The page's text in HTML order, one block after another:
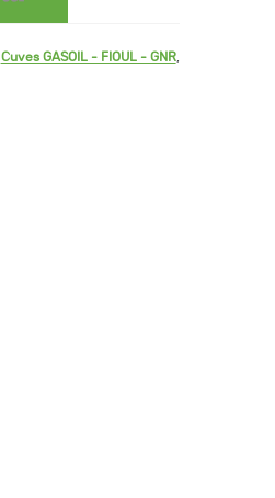
Cuves GASOIL - FIOUL - GNR,